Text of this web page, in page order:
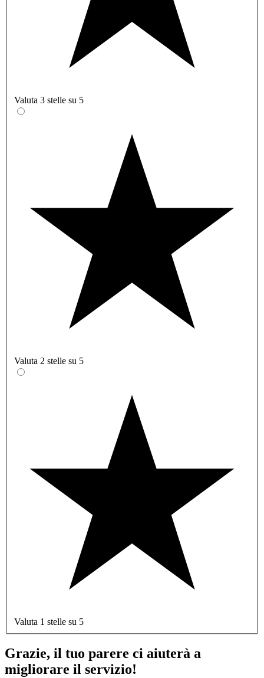
Valuta 3 stelle su 5
Valuta 2 stelle su 5
Valuta 1 stelle su 5
Grazie, il tuo parere ci aiuterà a
migliorare il servizio!